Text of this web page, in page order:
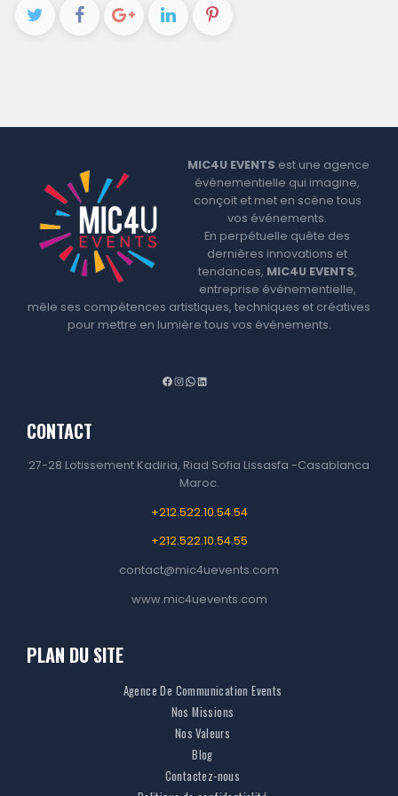
MIC4U EVENTS est une agence
événementielle qui imagine,
conçoit et met en scène tous
vos événements.
En perpétuelle quête des
dernières innovations et
tendances, MIC4U EVENTS,
entreprise événementielle,
mêle ses compétences artistiques, techniques et créatives
pour mettre en lumière tous vos événements.
F
o
k
I
a
r
a
W
s
p
p
L
I
n
CONTACT
27-28 Lotissement Kadiria, Riad Sofia Lissasfa -Casablanca
Maroc.
+212.522.10.54.54
+212.522.10.54.55
contact@mic4uevents.com
www.mic4uevents.com
PLAN DU SITE
Agence De Communication Events
Nos Missions
Nos Valeurs
Blog
Contactez-nous